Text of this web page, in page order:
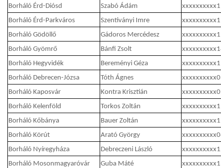
Borháló Érd-Diósd
Szabó Ádám
Borháló Érd-Parkváros
Szentiványi Imre
Borháló Gödöllő
Gádoros Mercédesz
Borháló Gyömrő
Bánfi Zsolt
Borháló Hegyvidék
Bereményi Géza
Borháló Debrecen-Józsa
Tóth Ágnes
Borháló Kaposvár
Kontra Krisztián
Borháló Kelenföld
Torkos Zoltán
Borháló Kőbánya
Bauer Zoltán
Borháló Körút
Arató György
Borháló Nyíregyháza
Debreczeni László
Borháló Mosonmagyaróvár
Guba Máté